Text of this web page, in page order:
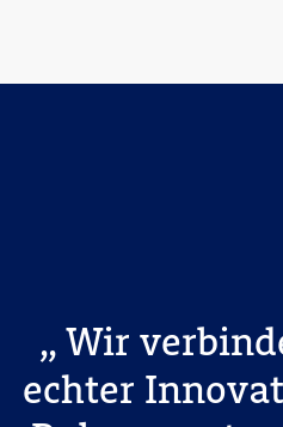
Wir
echter